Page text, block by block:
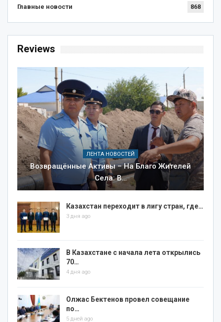
Главные новости 868
Reviews
ЛЕНТА НОВОСТЕЙ
Возвращённые Активы – На Благо Жителей
Села: В…
Казахстан переходит в лигу стран, где…
3 дня ago
В Казахстане с начала лета открылись
70…
4 дня ago
Олжас Бектенов провел совещание
по…
5 дней ago